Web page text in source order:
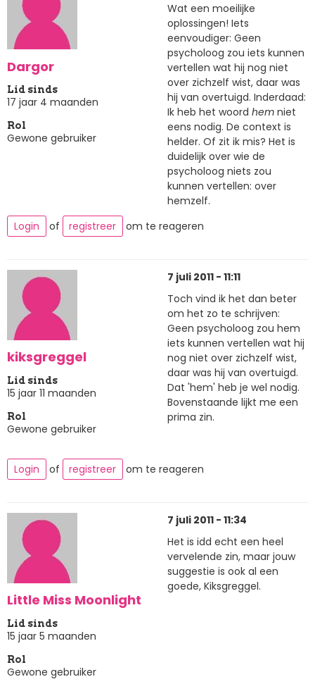
Dargor
Lid sinds
17 jaar 4 maanden
Rol
Gewone gebruiker
Wat een moeilijke
oplossingen! Iets
eenvoudiger: Geen
psycholoog zou iets kunnen
vertellen wat hij nog niet
over zichzelf wist, daar was
hij van overtuigd. Inderdaad:
Ik heb het woord hem niet
eens nodig. De context is
helder. Of zit ik mis? Het is
duidelijk over wie de
psycholoog niets zou
kunnen vertellen: over
hemzelf.
Login
of registreer om te reageren
kiksgreggel
Lid sinds
15 jaar 11 maanden
Rol
Gewone gebruiker
7 juli 2011 - 11:11
Toch vind ik het dan beter
om het zo te schrijven:
Geen psycholoog zou hem
iets kunnen vertellen wat hij
nog niet over zichzelf wist,
daar was hij van overtuigd.
Dat 'hem' heb je wel nodig.
Bovenstaande lijkt me een
prima zin.
Login of registreer om te reageren
Little Miss Moonlight
Lid sinds
15 jaar 5 maanden
Rol
Gewone gebruiker
7 juli 2011 - 11:34
Het is idd echt een heel
vervelende zin, maar jouw
suggestie is ook al een
goede, Kiksgreggel.